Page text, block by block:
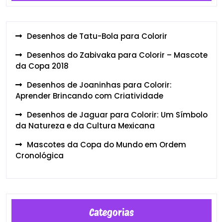
Desenhos de Tatu-Bola para Colorir
Desenhos do Zabivaka para Colorir – Mascote
da Copa 2018
Desenhos de Joaninhas para Colorir:
Aprender Brincando com Criatividade
Desenhos de Jaguar para Colorir: Um Símbolo
da Natureza e da Cultura Mexicana
Mascotes da Copa do Mundo em Ordem
Cronológica
Categorias